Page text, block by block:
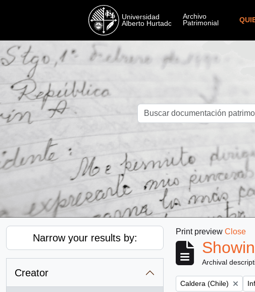
Narrow your results by:
Creator
Print preview Close
Archival
Remove filter:
Caldera (Chile)